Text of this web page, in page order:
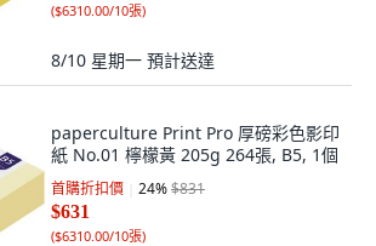
($6310.00/10張)
8/10 星期一 預計送達
paperculture Print Pro 厚磅彩色影印
紙 No.01 檸檬黃 205g 264張, B5, 1個
首購折扣價 24%$831
$631
($6310.00/10張)